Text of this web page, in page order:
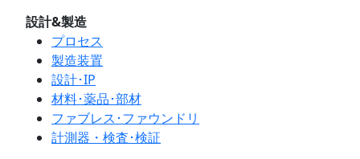
設計&製造
プロセス
製造装置
設計･IP
材料･薬品･部材
ファブレス･ファウンドリ
計測器・検査･検証